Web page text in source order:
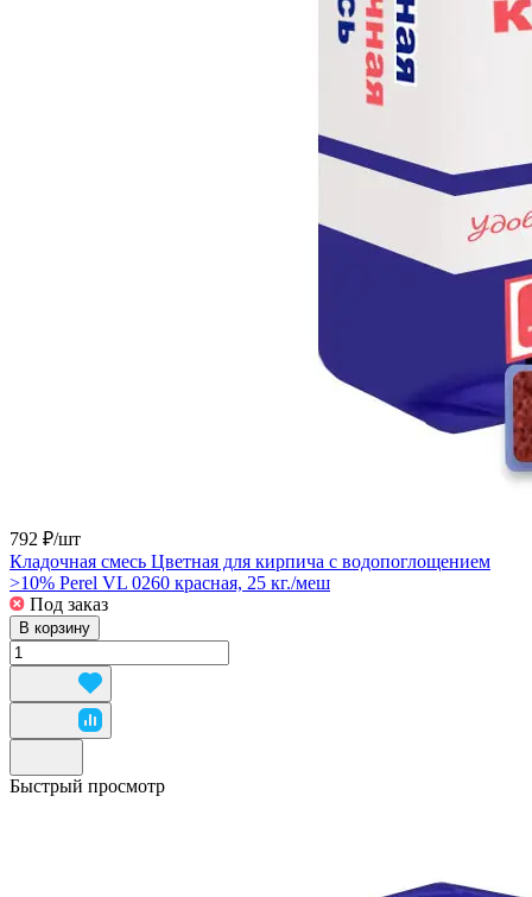
792 ₽/шт
Кладочная смесь Цветная для кирпича с водопоглощением
>10% Perel VL 0260 красная, 25 кг./меш
Под заказ
В корзину
Быстрый просмотр